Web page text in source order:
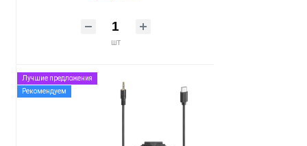
шт
Лучшие предложения
Рекомендуем